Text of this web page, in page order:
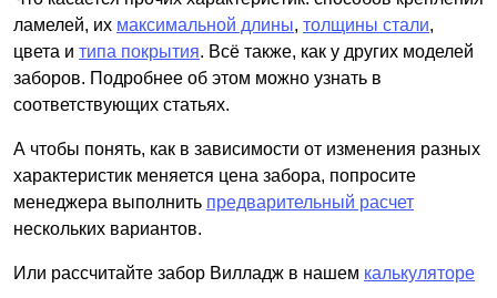
ламелей, их максимальной длины, толщины стали,
цвета и типа покрытия. Всё также, как у других моделей
заборов. Подробнее об этом можно узнать в
соответствующих статьях.
А чтобы понять, как в зависимости от изменения разных
характеристик меняется цена забора, попросите
менеджера выполнить предварительный расчет
нескольких вариантов.
Или рассчитайте забор Вилладж в нашем калькуляторе